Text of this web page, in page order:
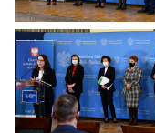
Pokaż
zdjęcie
1
z
galerii.